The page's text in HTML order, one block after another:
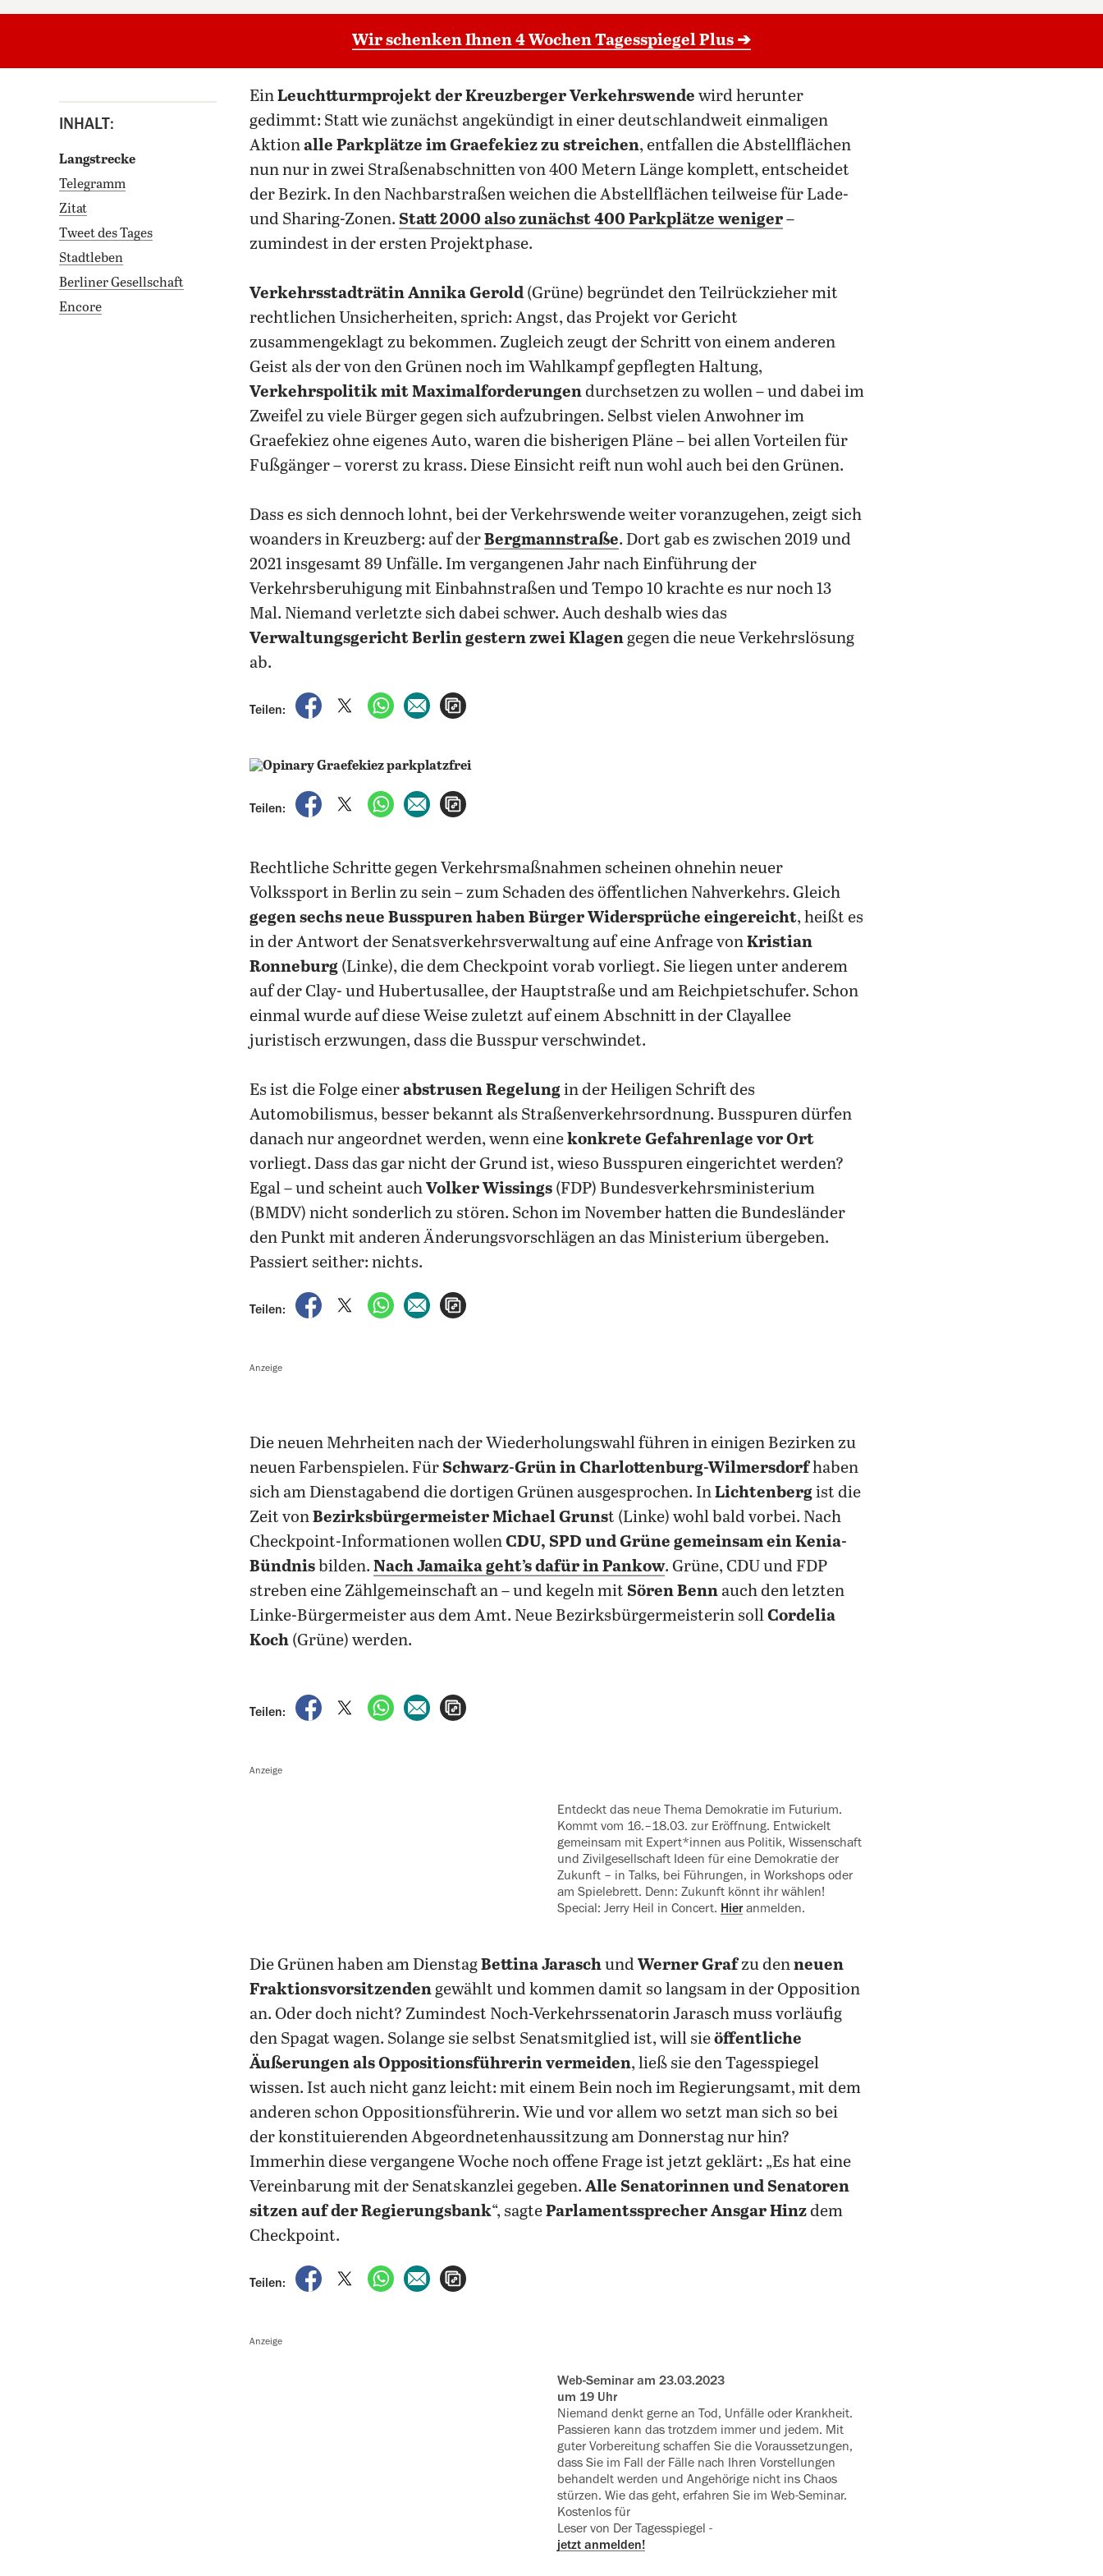
Wir schenken Ihnen 4 Wochen Tagesspiegel Plus ➔
INHALT:
Langstrecke
Telegramm
Zitat
Tweet des Tages
Stadtleben
Berliner Gesellschaft
Encore
einLeuchtturmprojekt der Kreuzberger Verkehrswende wird herunter
gedimmt: Statt wie zunächst angekündigt in einer deutschlandweit einmaligen
Aktionalle Parkplätze im Graefekiez zu streichen, entfallen die Abstellflächen
nun nur in zwei Straßenabschnitten von 400 Metern Länge komplett, entscheidet
der Bezirk. In den Nachbarstraßen weichen die Abstellflächen teilweise für Lade-
und Sharing-Zonen. Statt 2000 also zunächst 400 Parkplätze weniger–
zumindest in der ersten Projektphase.
Verkehrsstadträtin Annika Gerold (Grüne) begründet den Teilrückzieher mit
rechtlichen Unsicherheiten, sprich: Angst, das Projekt vor Gericht
zusammengeklagt zu bekommen. Zugleich zeugt der Schritt von einem anderen
Geist als der von den Grünen noch im Wahlkampf gepflegten Haltung,
Verkehrspolitik mit Maximalforderungendurchsetzen zu wollen – und dabei im
Zweifel zu viele Bürger gegen sich aufzubringen. Selbst vielen Anwohner im
Graefekiez ohne eigenes Auto, waren die bisherigen Pläne – bei allen Vorteilen für
Fußgänger – vorerst zu krass. Diese Einsicht reift nun wohl auch bei den Grünen.
Dass es sich dennoch lohnt, bei der Verkehrswende weiter voranzugehen, zeigt sich
woanders in Kreuzberg: auf derBergmannstraße. Dort gab es zwischen 2019 und
2021 insgesamt 89 Unfälle. Im vergangenen Jahr nach Einführung der
Verkehrsberuhigung mit Einbahnstraßen und Tempo 10 krachte es nur noch 13
Mal. Niemand verletzte sich dabei schwer. Auch deshalb wies das
Verwaltungsgericht Berlin gestern zwei Klagen gegen die neue Verkehrslösung
ab.
Teilen:
auf Facebook teilen
auf X teilenper WhatsApp teilen
per E-Mail teilen
Teilen:
auf Facebook teilen
auf X teilenper WhatsApp teilen
per E-Mail teilen
Rechtliche Schritte gegen Verkehrsmaßnahmen scheinen ohnehin neuer
Volkssport in Berlin zu sein – zum Schaden des öffentlichen Nahverkehrs. Gleich
gegen sechs neue Busspuren haben Bürger Widersprüche eingereicht, heißt es
in der Antwort der Senatsverkehrsverwaltung auf eine Anfrage vonKristian
Ronneburg (Linke), die dem Checkpoint vorab vorliegt. Sie liegen unter anderem
auf der Clay- und Hubertusallee, der Hauptstraße und am Reichpietschufer. Schon
einmal wurde auf diese Weise zuletzt auf einem Abschnitt in der Clayallee
juristisch erzwungen, dass die Busspur verschwindet.
Es ist die Folge einerabstrusen Regelung in der Heiligen Schrift des
Automobilismus, besser bekannt als Straßenverkehrsordnung. Busspuren dürfen
danach nur angeordnet werden, wenn einekonkrete Gefahrenlage vor Ort
vorliegt. Dass das gar nicht der Grund ist, wieso Busspuren eingerichtet werden?
Egal – und scheint auchVolker Wissings (FDP) Bundesverkehrsministerium
(BMDV) nicht sonderlich zu stören. Schon im November hatten die Bundesländer
den Punkt mit anderen Änderungsvorschlägen an das Ministerium übergeben.
Passiert seither: nichts.
Teilen:
auf Facebook teilen
auf X teilenper WhatsApp teilen
per E-Mail teilen
Anzeige
Die neuen Mehrheiten nach der Wiederholungswahl führen in einigen Bezirken zu
neuen Farbenspielen. Für Schwarz-Grün in Charlottenburg-Wilmersdorfhaben
sich am Dienstagabend die dortigen Grünen ausgesprochen. InLichtenberg ist die
Zeit vonBezirksbürgermeister Michael Grunst (Linke) wohl bald vorbei. Nach
Checkpoint-Informationen wollenCDU, SPD und Grüne gemeinsam ein Kenia-
Bündnis bilden. Nach Jamaika geht’s dafür in Pankow. Grüne, CDU und FDP
streben eine Zählgemeinschaft an – und kegeln mit Sören Benn auch den letzten
Linke-Bürgermeister aus dem Amt. Neue Bezirksbürgermeisterin sollCordelia
Koch (Grüne) werden.
Teilen:
auf Facebook teilen
auf X teilenper WhatsApp teilen
per E-Mail teilen
Anzeige
Entdeckt das neue Thema Demokratie im Futurium.
Kommt vom 16.­–18.03. zur Eröffnung. Entwickelt
gemeinsam mit Expert*innen aus Politik, Wissenschaft
und Zivilgesellschaft Ideen für eine Demokratie der
Zukunft – in Talks, bei Führungen, in Workshops oder
am Spielebrett. Denn: Zukunft könnt ihr wählen!
Special: Jerry Heil in Concert. Hier anmelden.
Die Grünen haben am DienstagBettina JaraschundWerner Grafzu denneuen
Fraktionsvorsitzenden gewählt und kommen damit so langsam in der Opposition
an. Oder doch nicht? Zumindest Noch-Verkehrssenatorin Jarasch muss vorläufig
den Spagat wagen. Solange sie selbst Senatsmitglied ist, will sieöffentliche
Äußerungen als Oppositionsführerin vermeiden, ließ sie den Tagesspiegel
wissen. Ist auch nicht ganz leicht: mit einem Bein noch im Regierungsamt, mit dem
anderen schon Oppositionsführerin. Wie und vor allem wo setzt man sich so bei
der konstituierenden Abgeordnetenhaussitzung am Donnerstag nur hin?
Immerhin diese vergangene Woche noch offene Frage ist jetzt geklärt: „Es hat eine
Vereinbarung mit der Senatskanzlei gegeben. Alle Senatorinnen und Senatoren
sitzen auf der Regierungsbank“, sagteParlamentssprecher Ansgar Hinzdem
Checkpoint.
Teilen:
auf Facebook teilen
auf X teilenper WhatsApp teilen
per E-Mail teilen
Anzeige
Web-Seminar am 23.03.2023
um 19 Uhr
Niemand denkt gerne an Tod, Unfälle oder Krankheit.
Passieren kann das trotzdem immer und jedem. Mit
guter Vorbereitung schaffen Sie die Voraussetzungen,
dass Sie im Fall der Fälle nach Ihren Vorstellungen
behandelt werden und Angehörige nicht ins Chaos
stürzen. Wie das geht, erfahren Sie im Web-Seminar.
Kostenlos für
Leser von Der Tagesspiegel -
jetzt anmelden!